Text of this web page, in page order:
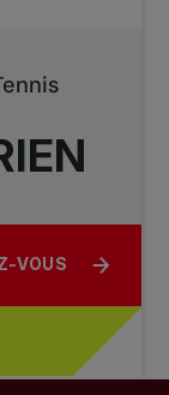
VOUS